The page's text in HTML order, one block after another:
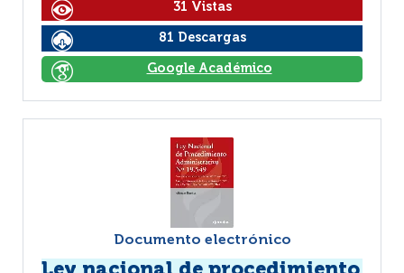
31 Vistas
81 Descargas
Google Académico
Documento electrónico